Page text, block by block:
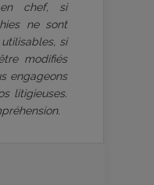
chef, si
ne sont
si
modifiés
engageons
litigieuses.